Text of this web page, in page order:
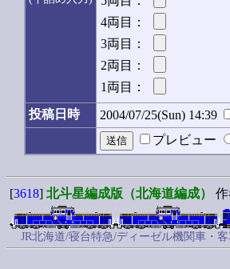
4両目：
3両目：
2両目：
1両目：
投稿日時 2004/07/25(Sun) 14:39
プレビュー
[3618] 北斗星編成版（北海道編成） 作
JR北海道/寝台特急/ディーゼル機関車・